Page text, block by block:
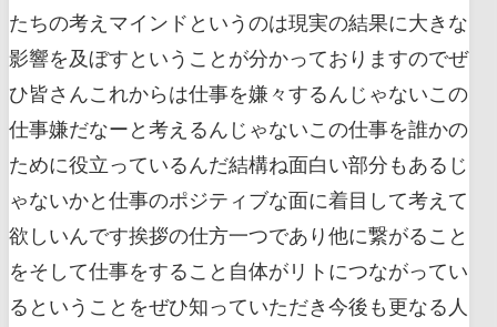
たちの考えマインドというのは現実の結果に大きな
影響を及ぼすということが分かっておりますのでぜ
ひ皆さんこれからは仕事を嫌々するんじゃないこの
仕事嫌だなーと考えるんじゃないこの仕事を誰かの
ために役立っているんだ結構ね面白い部分もあるじ
ゃないかと仕事のポジティブな面に着目して考えて
欲しいんです挨拶の仕方一つであり他に繋がること
をそして仕事をすること自体がリトにつながってい
るということをぜひ知っていただき今後も更なる人